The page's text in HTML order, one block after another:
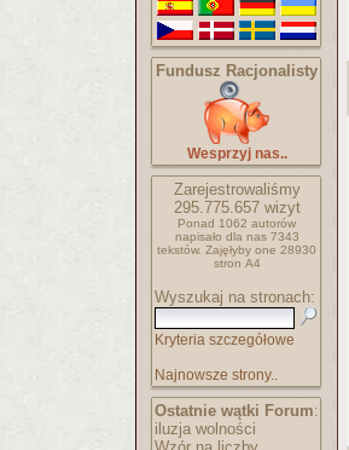
Fundusz Racjonalisty
Wesprzyj nas..
Zarejestrowaliśmy
295.775.657wizyt
Ponad 1062 autorów
napisało dla nas 7343
tekstów. Zajęłyby one 28930
stron A4
Wyszukaj na stronach:
Kryteria szczegółowe
Najnowsze strony..
Ostatnie wątki Forum:
iluzja wolności